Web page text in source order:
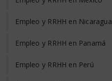
Empleo y RRHH en Nicaragua
Empleo y RRHH en Panamá
Empleo y RRHH en Perú